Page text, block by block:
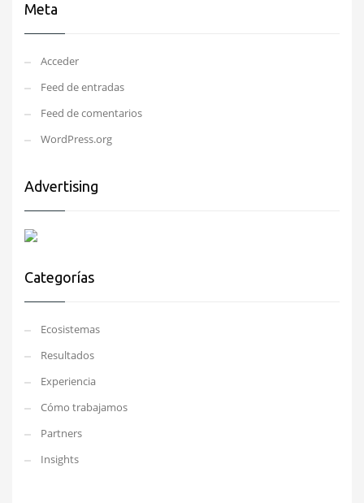
Meta
Acceder
Feed de entradas
Feed de comentarios
WordPress.org
Advertising
Categorías
Ecosistemas
Resultados
Experiencia
Cómo trabajamos
Partners
Insights